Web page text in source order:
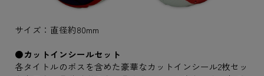
サイズ：直径約80mm
●カットインシールセット
各タイトルのボスを含めた豪華なカットインシール2枚セッ